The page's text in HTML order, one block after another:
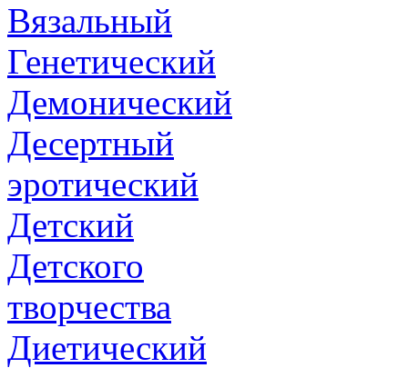
Вязальный
Генетический
Демонический
Десертный
эротический
Детский
Детского
творчества
Диетический